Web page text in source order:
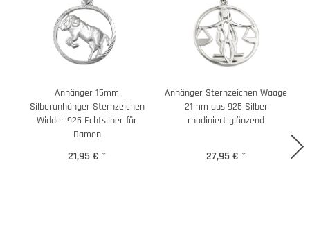
Anhänger 15mm
Silberanhänger Sternzeichen
Widder 925 Echtsilber für
Damen
21,95 € *
Anhänger Sternzeichen Waage
21mm aus 925 Silber
rhodiniert glänzend
27,95 € *